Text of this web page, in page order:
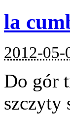
la
2012-05-
Do gór
szczyty